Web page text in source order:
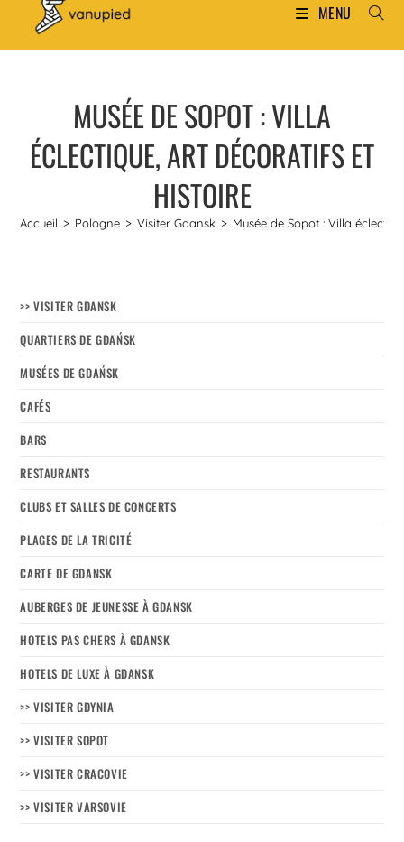
MENU
MUSÉE DE SOPOT : VILLA
ÉCLECTIQUE, ART DÉCORATIFS ET
HISTOIRE
Accueil > Pologne > Visiter Gdansk > Musée de Sopot : Villa
>> VISITER GDANSK
QUARTIERS DE GDAŃSK
MUSÉES DE GDAŃSK
CAFÉS
BARS
RESTAURANTS
CLUBS ET SALLES DE CONCERTS
PLAGES DE LA TRICITÉ
CARTE DE GDANSK
AUBERGES DE JEUNESSE À GDANSK
HOTELS PAS CHERS À GDANSK
HOTELS DE LUXE À GDANSK
>> VISITER GDYNIA
>> VISITER SOPOT
>> VISITER CRACOVIE
>> VISITER VARSOVIE